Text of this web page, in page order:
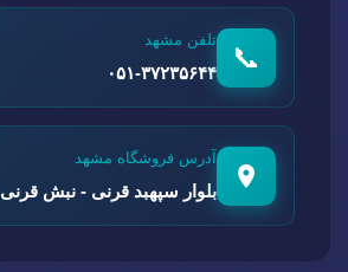
📞
تلفن مشهد
۰۵۱-۳۷۲۳۵۶۴۴
آدرس فروشگاه مشهد
بلوار سپهبد قرنی - نبش قرنی ۳۵